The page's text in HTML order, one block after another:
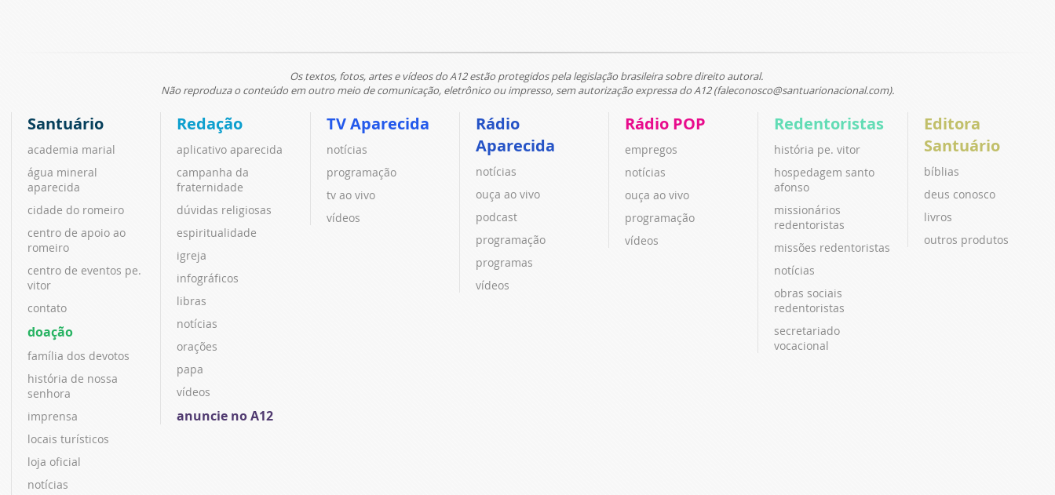
Os textos, fotos, artes e vídeos do A12 estão protegidos pela legislação brasileira sobre direito autoral.
Não reproduza o conteúdo em outro meio de comunicação, eletrônico ou impresso, sem autorização expressa do A12 (faleconosco@santuarionacional.com).
Santuário
academia marial
água mineral
aparecida
cidade do romeiro
centro de apoio ao
romeiro
centro de eventos pe.
vitor
contato
doação
família dos devotos
história de nossa
senhora
imprensa
locais turísticos
loja oficial
notícias
Redação
aplicativo aparecida
campanha da
fraternidade
dúvidas religiosas
espiritualidade
igreja
infográficos
libras
notícias
orações
papa
vídeos
anuncie no A12
TV Aparecida
notícias
programação
tv ao vivo
vídeos
Rádio
Aparecida
notícias
ouça ao vivo
podcast
programação
programas
vídeos
Rádio POP
empregos
notícias
ouça ao vivo
programação
vídeos
Redentoristas
história pe. vitor
hospedagem santo
afonso
missionários
redentoristas
missões redentoristas
notícias
obras sociais
redentoristas
secretariado
vocacional
Editora
Santuário
bíblias
deus conosco
livros
outros produtos